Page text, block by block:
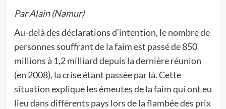
Par Alain (Namur)
Au-delà des déclarations d’intention, le nombre de
personnes souffrant de la faim est passé de 850
millions à 1,2 milliard depuis la dernière réunion
(en 2008), la crise étant passée par là. Cette
situation explique les émeutes de la faim qui ont eu
lieu dans différents pays lors de la flambée des prix